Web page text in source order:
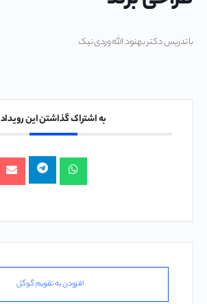
با تدریس دکتر بهنود الله وردی نیک
به اشتراک گذاشتن این رویداد
افزودن به تقویم گوگل